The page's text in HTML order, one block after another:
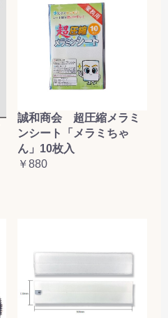
誠和商会 超圧縮メラミ
ンシート「メラミちゃ
ん」10枚入
￥880